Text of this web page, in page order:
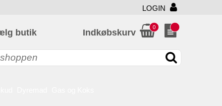
LOGIN
butik Indkøbskurv
0